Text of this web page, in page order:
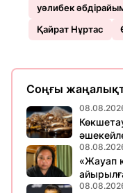
уәлибек
Қайрат Нұртас
Соңғы
«Жауап